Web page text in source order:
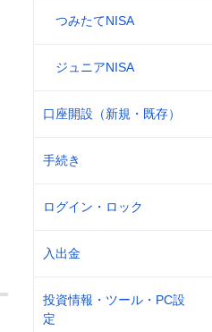
つみたてNISA
ジュニアNISA
口座開設（新規・既存）
手続き
ログイン・ロック
入出金
投資情報・ツール・PC設
定